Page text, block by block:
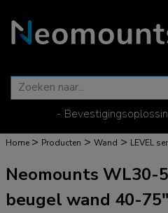
-
Home > Producten > Wand > LEVEL
Neomounts WL30-
beugel wand 40-